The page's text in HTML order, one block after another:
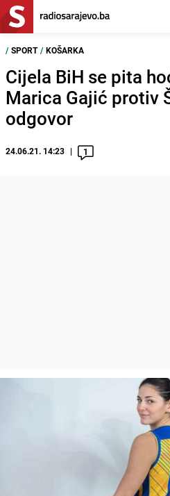
/ SPORT / KOŠARKA
Cijela BiH se pita
Marica Gajić protiv
odgovor
24.06.21. 14:23 1